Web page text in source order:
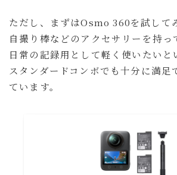
ただし、まずはOsmo 360を試して
自撮り棒などのアクセサリーを持っ
日常の記録用として軽く使いたいと
スタンダードコンボでも十分に満足
ています。